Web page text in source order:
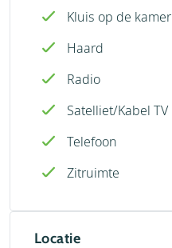
Kluis op de kamer
Haard
Radio
Satelliet/Kabel TV
Telefoon
Zitruimte
Locatie